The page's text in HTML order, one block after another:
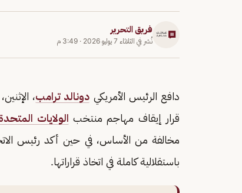
فريق التحرير
نُشر في الثلاثاء 7 يوليو 2026 · 3:49 م
دافع الرئيس الأمريكي دونالد ترامب،
قرار إيقاف مهاجم منتخب الولايات
مخالفة من الأساس، في حين أكد رئيس
باستقلالية كاملة في اتخاذ قراراتها.